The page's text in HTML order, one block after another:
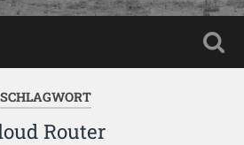
SCHLAGWORT
Router